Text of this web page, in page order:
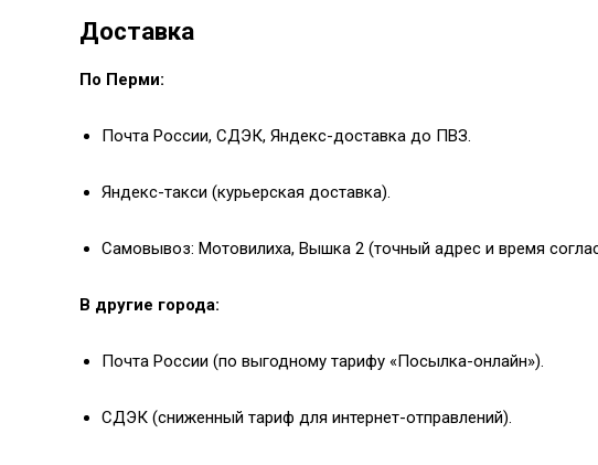
Доставка
По Перми:
Почта России, СДЭК, Яндекс-доставка до ПВЗ.
Яндекс-такси (курьерская доставка).
Самовывоз: Мотовилиха, Вышка 2 (точный адрес и время
В другие города:
Почта России (по выгодному тарифу «Посылка-онлайн»).
СДЭК (сниженный тариф для интернет-отправлений).